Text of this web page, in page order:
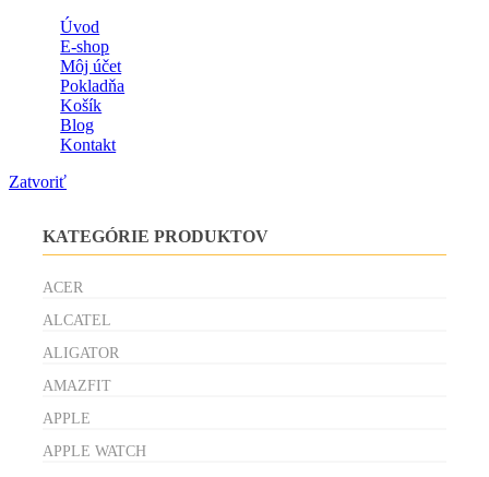
Úvod
E-shop
Môj účet
Pokladňa
Košík
Blog
Kontakt
Zatvoriť
KATEGÓRIE PRODUKTOV
ACER
ALCATEL
ALIGATOR
AMAZFIT
APPLE
APPLE WATCH